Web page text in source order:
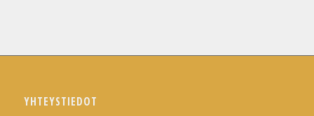
YHTEYSTIEDOT